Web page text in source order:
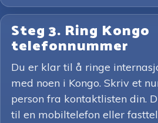
Steg 3. Ring Kongo
telefonnummer
Du er klar til å ringe
med noen i Kongo. Skriv et
person fra kontaktlisten din.
til en mobiltelefon eller